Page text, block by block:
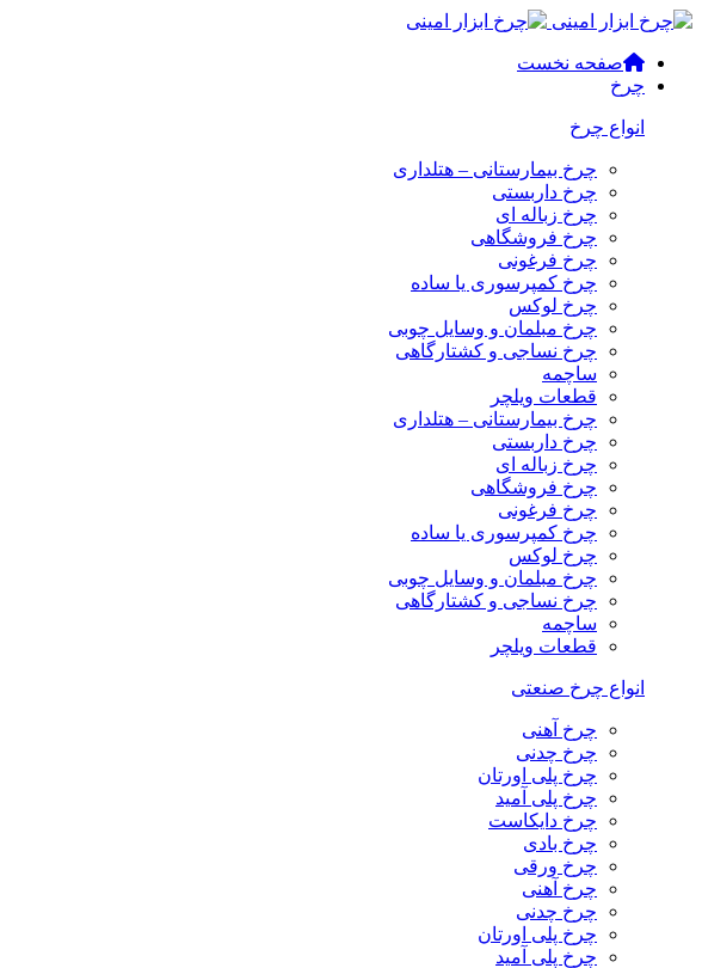
صفحه نخست
چرخ
انواع چرخ
چرخ بیمارستانی – هتلداری
چرخ داربستی
چرخ زباله ای
چرخ فروشگاهی
چرخ فرغونی
چرخ کمپرسوری یا ساده
چرخ لوکس
چرخ مبلمان و وسایل چوبی
چرخ نساجی و کشتارگاهی
ساچمه
قطعات ویلچر
چرخ بیمارستانی – هتلداری
چرخ داربستی
چرخ زباله ای
چرخ فروشگاهی
چرخ فرغونی
چرخ کمپرسوری یا ساده
چرخ لوکس
چرخ مبلمان و وسایل چوبی
چرخ نساجی و کشتارگاهی
ساچمه
قطعات ویلچر
انواع چرخ صنعتی
چرخ آهنی
چرخ چدنی
چرخ پلی اورتان
چرخ پلی آمید
چرخ دایکاست
چرخ بادی
چرخ ورقی
چرخ آهنی
چرخ چدنی
چرخ پلی اورتان
چرخ پلی آمید